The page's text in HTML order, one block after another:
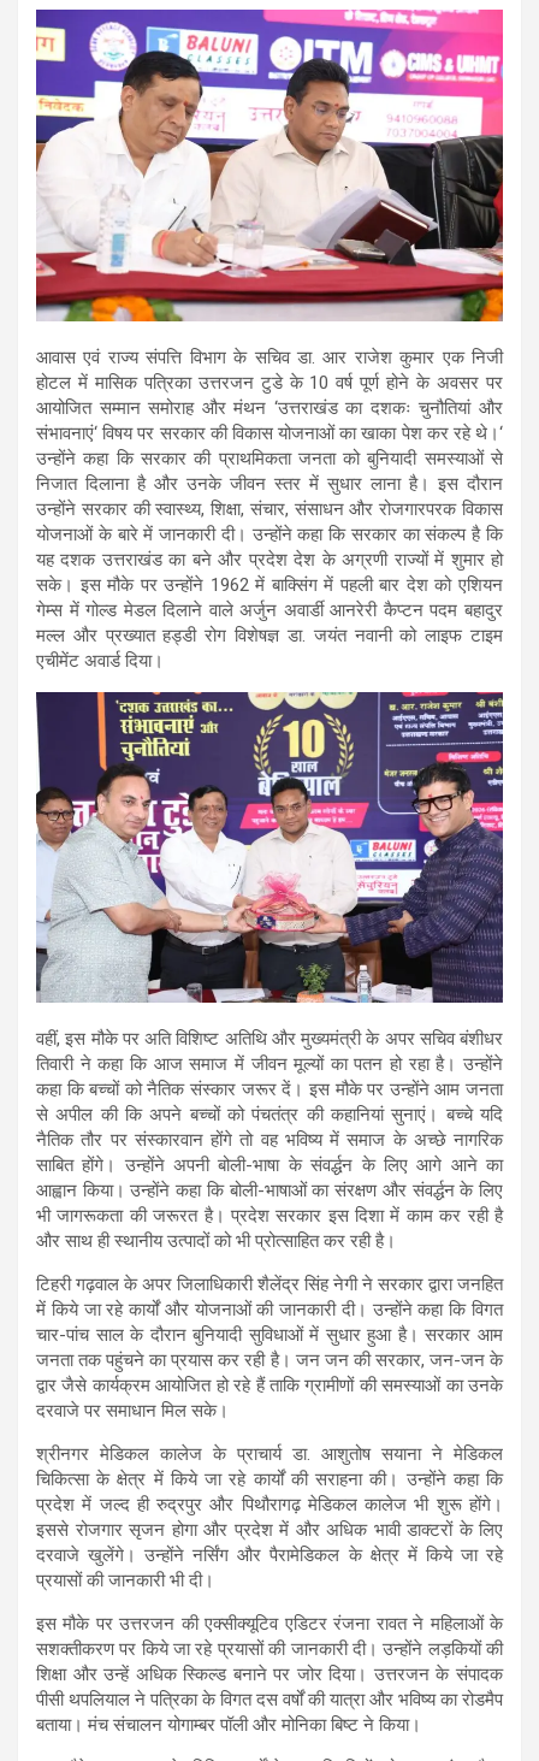
आवास एवं राज्य संपत्ति विभाग के सचिव डा. आर राजेश कुमार एक निजी
होटल में मासिक पत्रिका उत्तरजन टुडे के 10 वर्ष पूर्ण होने के अवसर पर
आयोजित सम्मान समोराह और मंथन ‘उत्तराखंड का दशकः चुनौतियां और
संभावनाएं‘ विषय पर सरकार की विकास योजनाओं का खाका पेश कर रहे थे।‘
उन्होंने कहा कि सरकार की प्राथमिकता जनता को बुनियादी समस्याओं से
निजात दिलाना है और उनके जीवन स्तर में सुधार लाना है। इस दौरान
उन्होंने सरकार की स्वास्थ्य, शिक्षा, संचार, संसाधन और रोजगारपरक विकास
योजनाओं के बारे में जानकारी दी। उन्होंने कहा कि सरकार का संकल्प है कि
यह दशक उत्तराखंड का बने और प्रदेश देश के अग्रणी राज्यों में शुमार हो
सके। इस मौके पर उन्होंने 1962 में बाक्सिंग में पहली बार देश को एशियन
गेम्स में गोल्ड मेडल दिलाने वाले अर्जुन अवार्डी आनरेरी कैप्टन पदम बहादुर
मल्ल और प्रख्यात हड्डी रोग विशेषज्ञ डा. जयंत नवानी को लाइफ टाइम
एचीमेंट अवार्ड दिया।
वहीं, इस मौके पर अति विशिष्ट अतिथि और मुख्यमंत्री के अपर सचिव बंशीधर
तिवारी ने कहा कि आज समाज में जीवन मूल्यों का पतन हो रहा है। उन्होंने
कहा कि बच्चों को नैतिक संस्कार जरूर दें। इस मौके पर उन्होंने आम जनता
से अपील की कि अपने बच्चों को पंचतंत्र की कहानियां सुनाएं। बच्चे यदि
नैतिक तौर पर संस्कारवान होंगे तो वह भविष्य में समाज के अच्छे नागरिक
साबित होंगे। उन्होंने अपनी बोली-भाषा के संवर्द्धन के लिए आगे आने का
आह्वान किया। उन्होंने कहा कि बोली-भाषाओं का संरक्षण और संवर्द्धन के लिए
भी जागरूकता की जरूरत है। प्रदेश सरकार इस दिशा में काम कर रही है
और साथ ही स्थानीय उत्पादों को भी प्रोत्साहित कर रही है।
टिहरी गढ़वाल के अपर जिलाधिकारी शैलेंद्र सिंह नेगी ने सरकार द्वारा जनहित
में किये जा रहे कार्यों और योजनाओं की जानकारी दी। उन्होंने कहा कि विगत
चार-पांच साल के दौरान बुनियादी सुविधाओं में सुधार हुआ है। सरकार आम
जनता तक पहुंचने का प्रयास कर रही है। जन जन की सरकार, जन-जन के
द्वार जैसे कार्यक्रम आयोजित हो रहे हैं ताकि ग्रामीणों की समस्याओं का उनके
दरवाजे पर समाधान मिल सके।
श्रीनगर मेडिकल कालेज के प्राचार्य डा. आशुतोष सयाना ने मेडिकल
चिकित्सा के क्षेत्र में किये जा रहे कार्यों की सराहना की। उन्होंने कहा कि
प्रदेश में जल्द ही रुद्रपुर और पिथौरागढ़ मेडिकल कालेज भी शुरू होंगे।
इससे रोजगार सृजन होगा और प्रदेश में और अधिक भावी डाक्टरों के लिए
दरवाजे खुलेंगे। उन्होंने नर्सिंग और पैरामेडिकल के क्षेत्र में किये जा रहे
प्रयासों की जानकारी भी दी।
इस मौके पर उत्तरजन की एक्सीक्यूटिव एडिटर रंजना रावत ने महिलाओं के
सशक्तीकरण पर किये जा रहे प्रयासों की जानकारी दी। उन्होंने लड़कियों की
शिक्षा और उन्हें अधिक स्किल्ड बनाने पर जोर दिया। उत्तरजन के संपादक
पीसी थपलियाल ने पत्रिका के विगत दस वर्षों की यात्रा और भविष्य का रोडमैप
बताया। मंच संचालन योगाम्बर पॉली और मोनिका बिष्ट ने किया।